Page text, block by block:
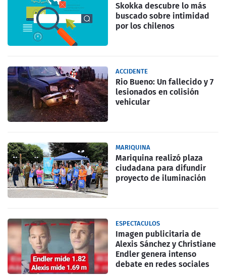
Skokka descubre lo más
buscado sobre intimidad
por los chilenos
ACCIDENTE
Rio Bueno: Un fallecido y 7
lesionados en colisión
vehicular
MARIQUINA
Mariquina realizó plaza
ciudadana para difundir
proyecto de iluminación
ESPECTACULOS
Imagen publicitaria de
Alexis Sánchez y Christiane
Endler genera intenso
debate en redes sociales